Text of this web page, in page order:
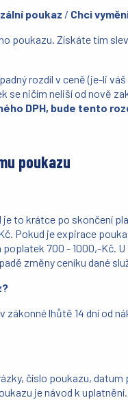
poukaz / Chci
poukazu. Získáte tím
rozdíl v ceně (je-li
se ničím neliší od nově
DPH, bude tento
poukazu
to krátce po skončení
Pokud je expirace
700 - 1000,-Kč.
změny ceníku dané
lhůtě 14 dní od
číslo poukazu,
je návod k uplatnění.